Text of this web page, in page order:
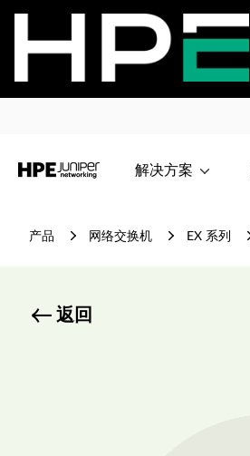
解决方案
产品 网络交换机 EX 系列
返回